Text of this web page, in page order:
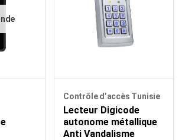
Contrôle d’accès Tunisie
Lecteur Digicode
autonome métallique
Anti Vandalisme